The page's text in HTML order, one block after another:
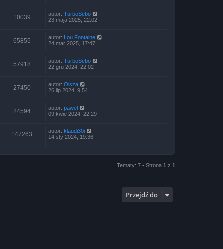
10039 autor: TurboSebo
23 maja 2025, 22:02
65855 autor: Lou Fontaine
24 mar 2025, 17:47
57918 autor: TurboSebo
22 gru 2024, 22:02
27450 autor: Olsza
26 lip 2024, 9:54
24594 autor: pawel
09 kwie 2024, 22:29
147263 autor: klaudi30i
14 sty 2024, 19:36
Tematy: 7 • Strona 1 z 1
Przejdź do